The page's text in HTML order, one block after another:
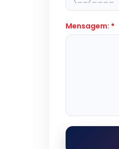
Mensagem: *